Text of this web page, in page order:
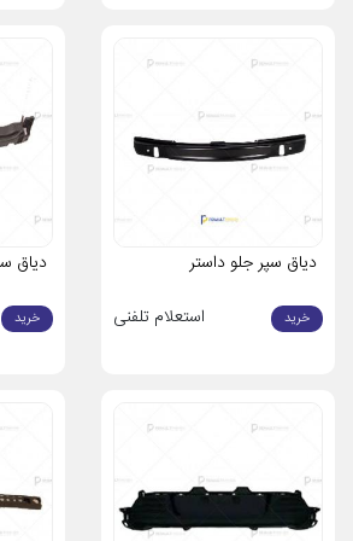
نکات کلیدی در انتخاب
برای خرید دیاق نگهدارنده اصلی رنو با بهترین
موارد زیر توصیه می‌شود:
فروشگاه‌های معتبر و با سابقه خرید نمایید.
گارانتی و خدمات پس از فروش:
انتخاب
ریسک خرید اشتباه جلوگیری می‌کند.
دارند که با توجه به مدل و ویژگی‌های
را به شما پیشنهاد می‌دهند.
دیاق سپر جلو داستر
خرید استعلام تلفنی
دیاق
خرید